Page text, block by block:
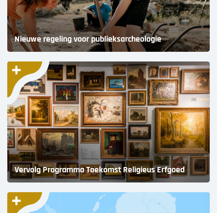
Nieuwe regeling voor publieksarcheologie
Vervolg Programma Toekomst Religieus Erfgoed